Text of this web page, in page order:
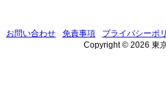
お問い合わせ 免責事項
プライバシーポ
Copyright © 2026 東